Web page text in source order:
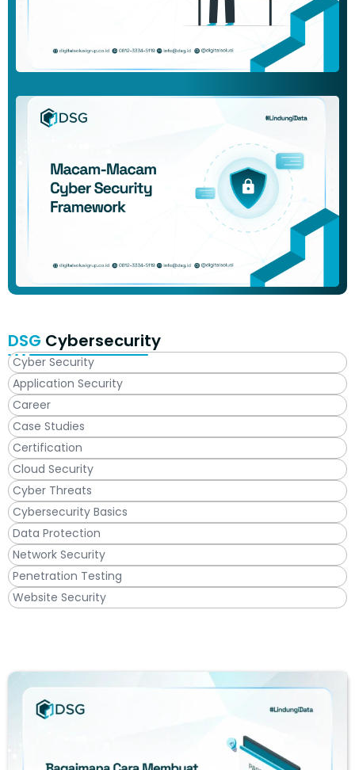
DSG Cybersecurity
Cyber Security
Application Security
Career
Case Studies
Certification
Cloud Security
Cyber Threats
Cybersecurity Basics
Data Protection
Network Security
Penetration Testing
Website Security